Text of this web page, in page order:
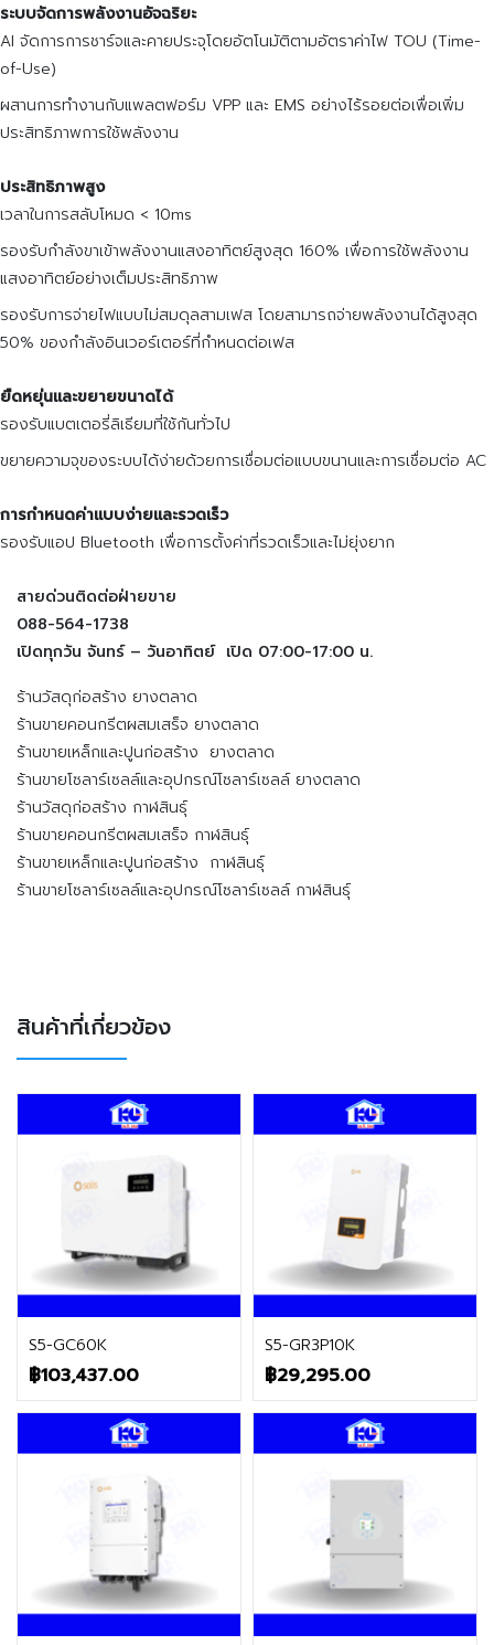
ระบบจัดการพลังงานอัจฉริยะ
AI จัดการการชาร์จและคายประจุโดยอัตโนมัติตามอัตราค่าไฟ TOU (Time-
of-Use)
ผสานการทำงานกับแพลตฟอร์ม VPP และ EMS อย่างไร้รอยต่อเพื่อเพิ่ม
ประสิทธิภาพการใช้พลังงาน
ประสิทธิภาพสูง
เวลาในการสลับโหมด < 10ms
รองรับกำลังขาเข้าพลังงานแสงอาทิตย์สูงสุด 160% เพื่อการใช้พลังงาน
แสงอาทิตย์อย่างเต็มประสิทธิภาพ
รองรับการจ่ายไฟแบบไม่สมดุลสามเฟส โดยสามารถจ่ายพลังงานได้สูงสุด
50% ของกำลังอินเวอร์เตอร์ที่กำหนดต่อเฟส
ยืดหยุ่นและขยายขนาดได้
รองรับแบตเตอรี่ลิเธียมที่ใช้กันทั่วไป
ขยายความจุของระบบได้ง่ายด้วยการเชื่อมต่อแบบขนานและการเชื่อมต่อ AC
การกำหนดค่าแบบง่ายและรวดเร็ว
รองรับแอป Bluetooth เพื่อการตั้งค่าที่รวดเร็วและไม่ยุ่งยาก
สายด่วนติดต่อฝ่ายขาย
088-564-1738
เปิดทุกวัน จันทร์ – วันอาทิตย์ เปิด 07:00-17:00 น.
ร้านวัสดุก่อสร้าง ยางตลาด
ร้านขายคอนกรีตผสมเสร็จ ยางตลาด
ร้านขายเหล็กและปูนก่อสร้าง ยางตลาด
ร้านขายโซลาร์เซลล์และอุปกรณ์โซลาร์เซลล์ ยางตลาด
ร้านวัสดุก่อสร้าง กาฬสินธุ์
ร้านขายคอนกรีตผสมเสร็จ กาฬสินธุ์
ร้านขายเหล็กและปูนก่อสร้าง กาฬสินธุ์
ร้านขายโซลาร์เซลล์และอุปกรณ์โซลาร์เซลล์ กาฬสินธุ์
สินค้าที่เกี่ยวข้อง
S5-GC60K
฿103,437.00
ติดต่อฝ่ายขาย S5-GR3P10K
฿29,295.00
ติดต่อฝ่ายขาย